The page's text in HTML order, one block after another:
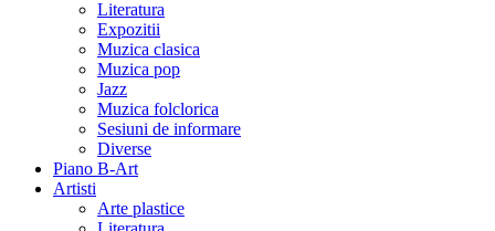
Literatura
Expozitii
Muzica clasica
Muzica pop
Jazz
Muzica folclorica
Sesiuni de informare
Diverse
Piano B-Art
Artisti
Arte plastice